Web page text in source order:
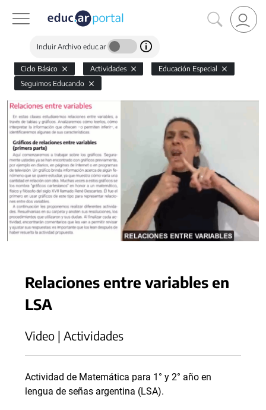
Incluir Archivo educ.ar
Ciclo Básico Actividades
Educación Especial
Seguimos Educando
Relaciones entre variables en
LSA
Video | Actividades
Actividad de Matemática para 1° y 2° año en
lengua de señas argentina (LSA).